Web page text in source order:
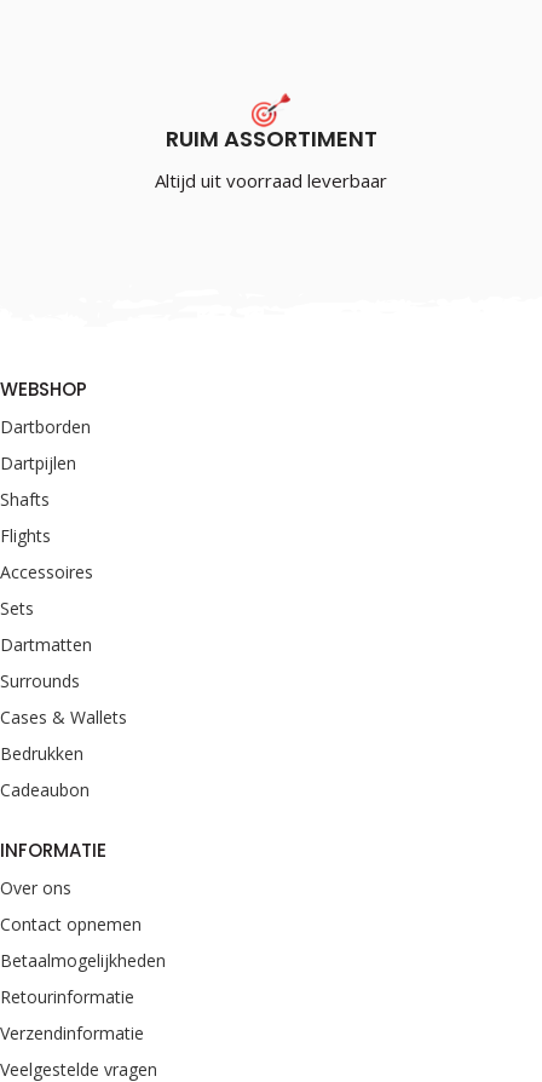
RUIM ASSORTIMENT
Altijd uit voorraad leverbaar
WEBSHOP
Dartborden
Dartpijlen
Shafts
Flights
Accessoires
Sets
Dartmatten
Surrounds
Cases & Wallets
Bedrukken
Cadeaubon
INFORMATIE
Over ons
Contact opnemen
Betaalmogelijkheden
Retourinformatie
Verzendinformatie
Veelgestelde vragen